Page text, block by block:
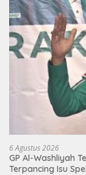
6 Agustus 2026
GP Al-Washliyah
Terpancing Isu